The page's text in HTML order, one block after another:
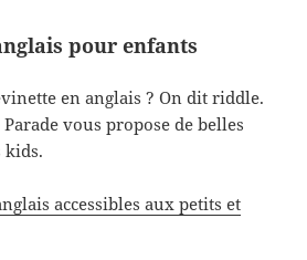
pour enfants
en anglais ? On dit riddle.
vous propose de belles
kids.
accessibles aux petits et